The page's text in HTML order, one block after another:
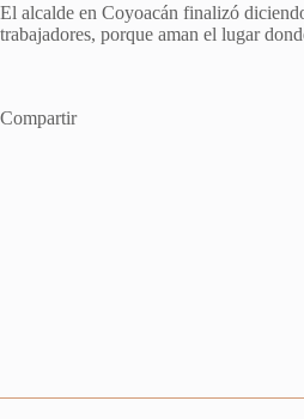
El alcalde en Coyoacán finalizó
trabajadores, porque aman el lugar
Compartir